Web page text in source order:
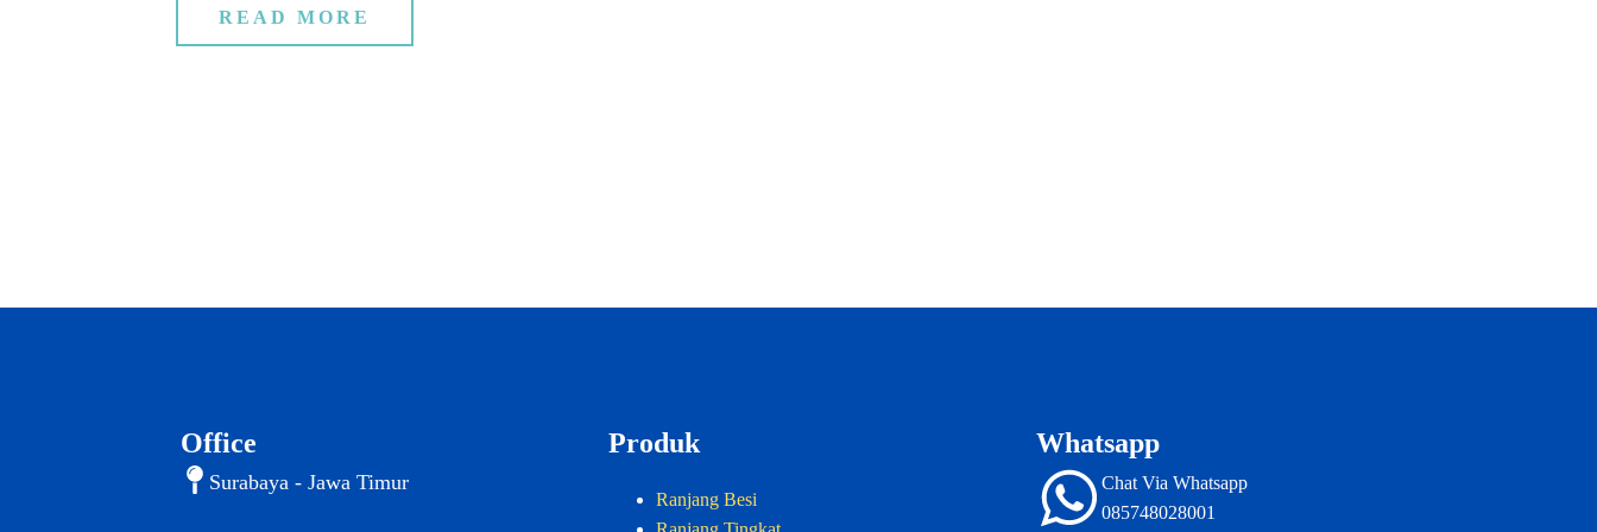
READ MORE
Office
Surabaya - Jawa Timur
Produk
Ranjang Besi
Whatsapp
Chat Via Whatsapp
085748028001